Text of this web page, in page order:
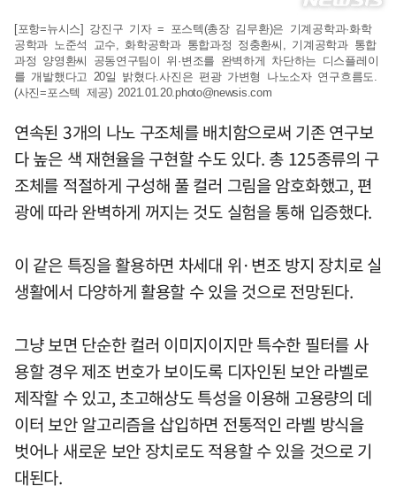
[포항=뉴시스] 강진구 기자 = 포스텍(총장 김무환)은 기계공학과·화학
공학과 노준석 교수, 화학공학과 통합과정 정충환씨, 기계공학과 통합
과정 양영환씨 공동연구팀이 위·변조를 완벽하게 차단하는 디스플레이
를 개발했다고 20일 밝혔다.사진은 편광 가변형 나노소자 연구흐름도.
(사진=포스텍 제공) 2021.01.20.photo@newsis.com
연속된 3개의 나노 구조체를 배치함으로써 기존 연구보
다 높은 색 재현율을 구현할 수도 있다. 총 125종류의 구
조체를 적절하게 구성해 풀 컬러 그림을 암호화했고, 편
광에 따라 완벽하게 꺼지는 것도 실험을 통해 입증했다.
이 같은 특징을 활용하면 차세대 위·변조 방지 장치로 실
생활에서 다양하게 활용할 수 있을 것으로 전망된다.
그냥 보면 단순한 컬러 이미지이지만 특수한 필터를 사
용할 경우 제조 번호가 보이도록 디자인된 보안 라벨로
제작할 수 있고, 초고해상도 특성을 이용해 고용량의 데
이터 보안 알고리즘을 삽입하면 전통적인 라벨 방식을
벗어나 새로운 보안 장치로도 적용할 수 있을 것으로 기
대된다.